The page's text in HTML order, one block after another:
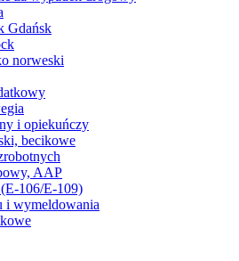
Gdańsk
norweski
i opiekuńczy
becikowe
AAP
106/E-109)
i wymeldowania